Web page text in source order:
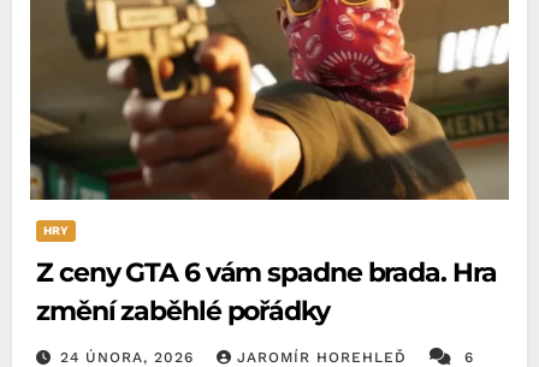
HRY
Z ceny GTA 6 vám spadne brada. Hra
změní zaběhlé pořádky
24 ÚNORA, 2026 JAROMÍR HOREHLEĎ 6